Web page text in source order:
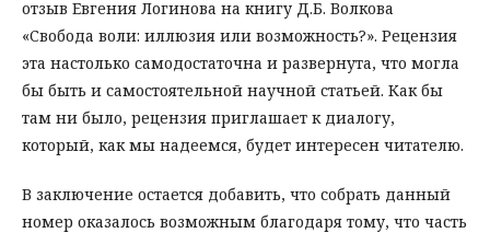
отзыв Евгения Логинова на книгу Д.Б. Волкова
«Свобода воли: иллюзия или возможность?». Рецензия
эта настолько самодостаточна и развернута, что могла
бы быть и самостоятельной научной статьей. Как бы
там ни было, рецензия приглашает к диалогу,
который, как мы надеемся, будет интересен читателю.
В заключение остается добавить, что собрать данный
номер оказалось возможным благодаря тому, что часть